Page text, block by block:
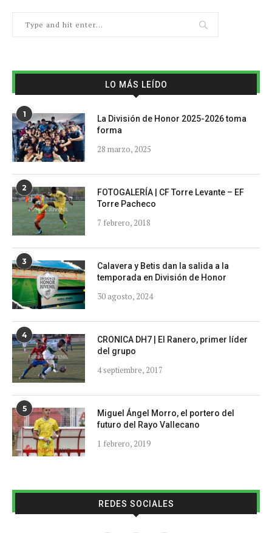
LO MÁS LEÍDO
1
La División de Honor 2025-2026 toma
forma
28 marzo, 2025
2
FOTOGALERÍA | CF Torre Levante – EF
Torre Pacheco
7 febrero, 2018
3
Calavera y Betis dan la salida a la
temporada en División de Honor
30 agosto, 2024
4
CRONICA DH7 | El Ranero, primer líder
del grupo
4 septiembre, 2017
5
Miguel Ángel Morro, el portero del
futuro del Rayo Vallecano
1 febrero, 2019
REDES SOCIALES